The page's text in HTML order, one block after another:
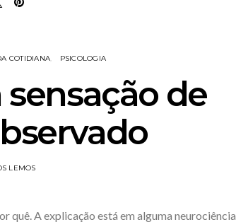
COTIDIANA PSICOLOGIA
sensação de
LEMOS
quê. A explicação está em alguma neurociência